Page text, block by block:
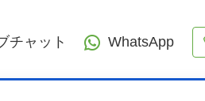
チャット WhatsApp